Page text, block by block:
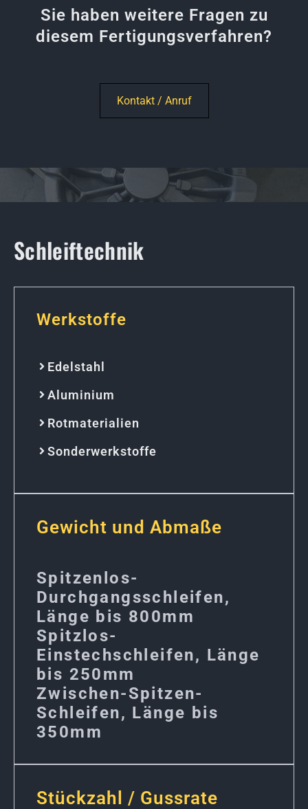
Sie haben weitere Fragen zu
diesem Fertigungsverfahren?
Kontakt / Anruf
Schleiftechnik
Werkstoffe
Edelstahl
Aluminium
Rotmaterialien
Sonderwerkstoffe
Gewicht und Abmaße
Spitzenlos-
Durchgangsschleifen,
Länge bis 800mm
Spitzlos-
Einstechschleifen, Länge
bis 250mm
Zwischen-Spitzen-
Schleifen, Länge bis
350mm
Stückzahl / Gussrate